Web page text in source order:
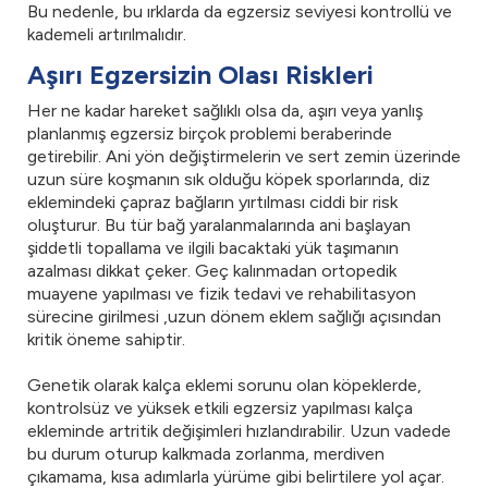
Bu nedenle, bu ırklarda da egzersiz seviyesi kontrollü ve
kademeli artırılmalıdır.
Aşırı Egzersizin Olası Riskleri
Her ne kadar hareket sağlıklı olsa da, aşırı veya yanlış
planlanmış egzersiz birçok problemi beraberinde
getirebilir. Ani yön değiştirmelerin ve sert zemin üzerinde
uzun süre koşmanın sık olduğu köpek sporlarında, diz
eklemindeki çapraz bağların yırtılması ciddi bir risk
oluşturur. Bu tür bağ yaralanmalarında ani başlayan
şiddetli topallama ve ilgili bacaktaki yük taşımanın
azalması dikkat çeker. Geç kalınmadan ortopedik
muayene yapılması ve fizik tedavi ve rehabilitasyon
sürecine girilmesi ,uzun dönem eklem sağlığı açısından
kritik öneme sahiptir.
Genetik olarak kalça eklemi sorunu olan köpeklerde,
kontrolsüz ve yüksek etkili egzersiz yapılması kalça
ekleminde artritik değişimleri hızlandırabilir. Uzun vadede
bu durum oturup kalkmada zorlanma, merdiven
çıkamama, kısa adımlarla yürüme gibi belirtilere yol açar.